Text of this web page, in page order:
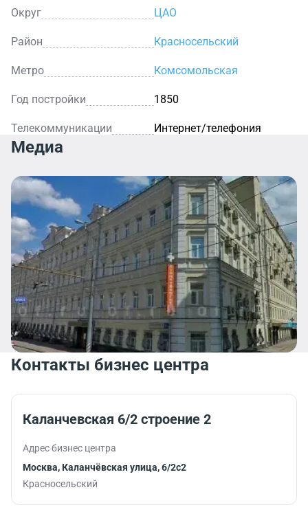
Округ ЦАО
Район Красносельский
Метро Комсомольская
Год постройки 1850
Телекоммуникации Интернет/телефония
Медиа
Контакты бизнес центра
Каланчевская 6/2 строение 2
Адрес бизнес центра
Москва, Каланчёвская улица, 6/2с2
Красносельский